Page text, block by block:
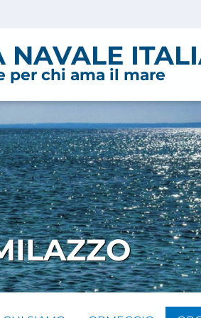
NAVALE
per chi ama il mare